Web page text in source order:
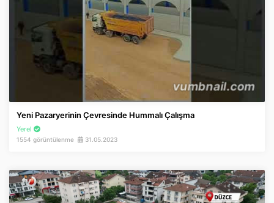
Yeni Pazaryerinin Çevresinde Hummalı Çalışma
Yerel
1554 görüntülenme 31.05.2023